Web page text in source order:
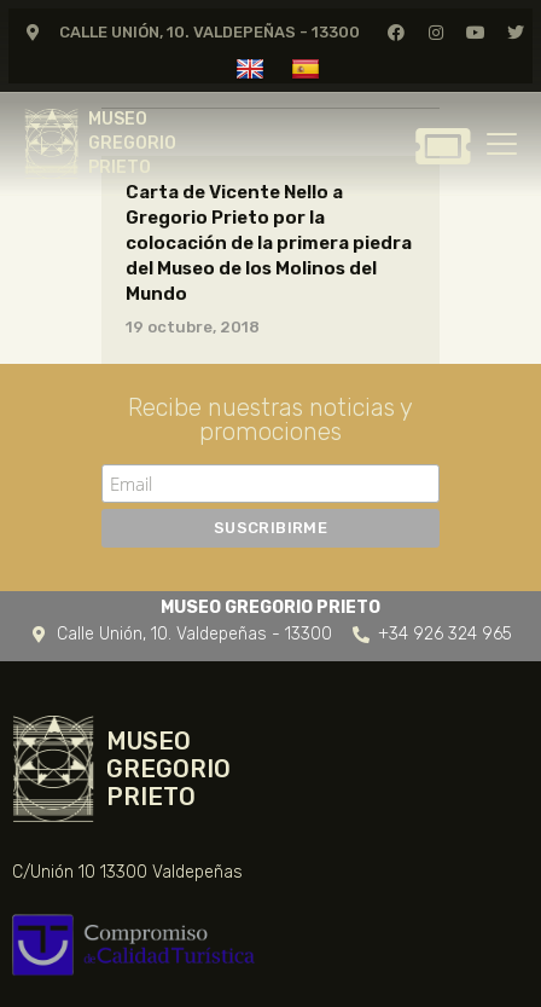
CALLE UNIÓN, 10. VALDEPEÑAS - 13300
MUSEO
GREGORIO
PRIETO
MUSEO
GREGORIO
GREGORIO PRIETO
MUSEO
ARCHIVO
NOTICIAS
Carta de Vicente Nello a
Gregorio Prieto por la
colocación de la primera piedra
del Museo de los Molinos del
Mundo
19 octubre, 2018
Recibe nuestras noticias y
promociones
MUSEO GREGORIO PRIETO
Calle Unión, 10. Valdepeñas - 13300
+34 926 324 965
MUSEO
GREGORIO
PRIETO
C/Unión 10 13300 Valdepeñas